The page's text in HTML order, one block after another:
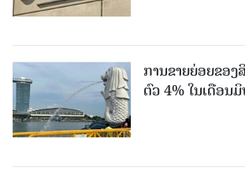
ການຂາຍຍ່ອຍຂອງ
ຕົວ 4% ໃນເດືອນ